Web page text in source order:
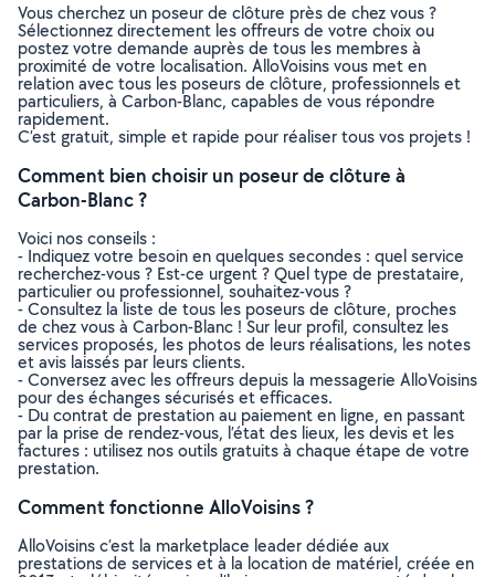
Vous cherchez un poseur de clôture près de chez vous ?
Sélectionnez directement les offreurs de votre choix ou
postez votre demande auprès de tous les membres à
proximité de votre localisation. AlloVoisins vous met en
relation avec tous les poseurs de clôture, professionnels et
particuliers, à Carbon-Blanc, capables de vous répondre
rapidement.
C’est gratuit, simple et rapide pour réaliser tous vos projets !
Comment bien choisir un poseur de clôture à
Carbon-Blanc ?
Voici nos conseils :
- Indiquez votre besoin en quelques secondes : quel service
recherchez-vous ? Est-ce urgent ? Quel type de prestataire,
particulier ou professionnel, souhaitez-vous ?
- Consultez la liste de tous les poseurs de clôture, proches
de chez vous à Carbon-Blanc ! Sur leur profil, consultez les
services proposés, les photos de leurs réalisations, les notes
et avis laissés par leurs clients.
- Conversez avec les offreurs depuis la messagerie AlloVoisins
pour des échanges sécurisés et efficaces.
- Du contrat de prestation au paiement en ligne, en passant
par la prise de rendez-vous, l’état des lieux, les devis et les
factures : utilisez nos outils gratuits à chaque étape de votre
prestation.
Comment fonctionne AlloVoisins ?
AlloVoisins c’est la marketplace leader dédiée aux
prestations de services et à la location de matériel, créée en